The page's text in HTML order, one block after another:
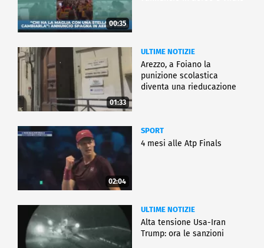
00:35
01:33
ULTIME NOTIZIE
Arezzo, a Foiano la
punizione scolastica
diventa una rieducazione
02:04
SPORT
4 mesi alle Atp Finals
ULTIME NOTIZIE
Alta tensione Usa-Iran
Trump: ora le sanzioni